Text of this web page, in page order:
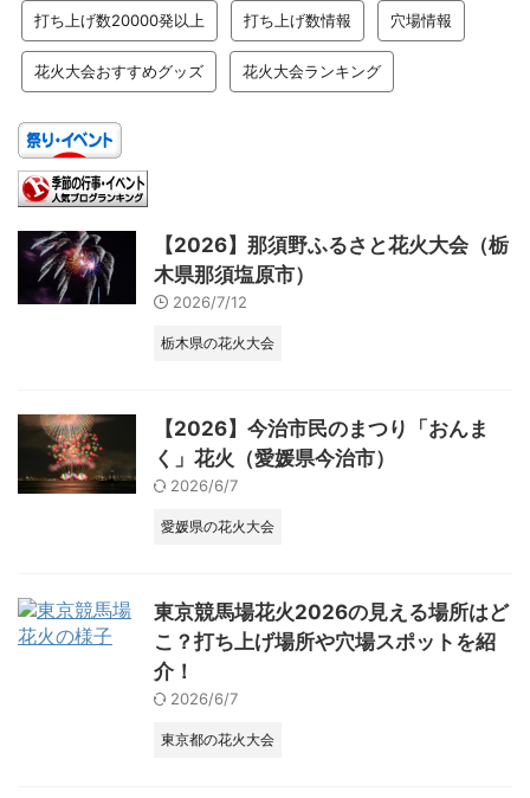
打ち上げ数20000発以上 打ち上げ数情報 穴場情報
花火大会おすすめグッズ 花火大会ランキング
【2026】那須野ふるさと花火大会（栃
木県那須塩原市）
2026/7/12
栃木県の花火大会
【2026】今治市民のまつり「おんま
く」花火（愛媛県今治市）
2026/6/7
愛媛県の花火大会
東京競馬場花火2026の見える場所はど
こ？打ち上げ場所や穴場スポットを紹
介！
2026/6/7
東京都の花火大会